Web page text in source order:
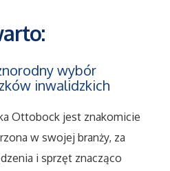
wybór
inwalidzkich
Ottobock jest znakomicie
w swojej branży, za
i sprzęt znacząco